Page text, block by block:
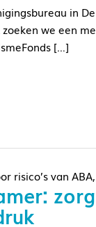
in
zoeken we een
[…]
risico’s van